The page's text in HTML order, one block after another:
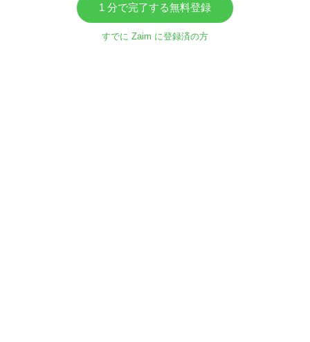
1 分で完了する無料登録
すでに Zaim に登録済の方